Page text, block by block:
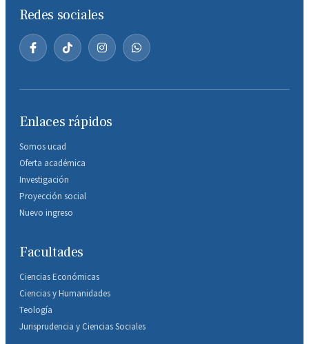
Redes sociales
Enlaces rápidos
Somos ucad
Oferta académica
Investigación
Proyección social
Nuevo ingreso
Facultades
Ciencias Económicas
Ciencias y Humanidades
Teología
Jurisprudencia y Ciencias Sociales